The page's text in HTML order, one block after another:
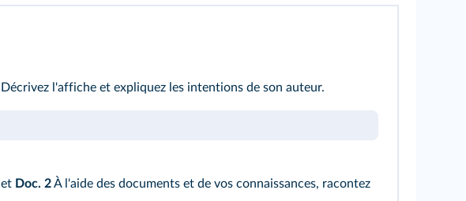
Décrivez l'affiche et expliquez les intentions de son auteur.
et Doc. 2À l'aide des documents et de vos connaissances, racontez